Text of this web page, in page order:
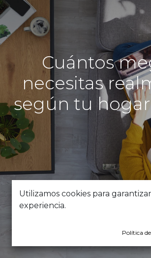
Cuántos
necesitas
según tu hogar
Utilizamos cookies para
experiencia.
Política